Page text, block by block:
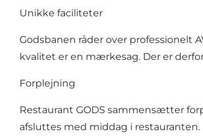
Unikke faciliteter
Godsbanen råder over professionelt
kvalitet er en mærkesag. Der er
Forplejning
Restaurant GODS sammensætter
afsluttes med middag i restauranten.